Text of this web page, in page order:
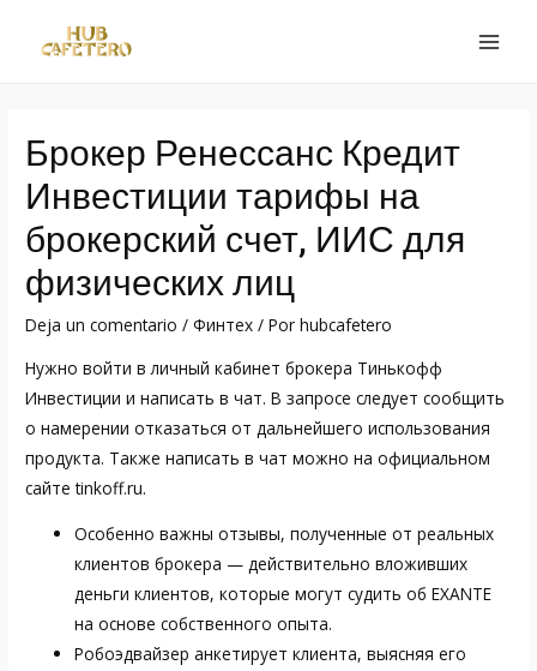
Брокер Ренессанс Кредит
Инвестиции тарифы на
брокерский счет, ИИС для
физических лиц
Deja un comentario /Финтех / Porhubcafetero
Нужно войти в личный кабинет брокера Тинькофф
Инвестиции и написать в чат. В запросе следует сообщить
о намерении отказаться от дальнейшего использования
продукта. Также написать в чат можно на официальном
сайте tinkoff.ru.
Особенно важны отзывы, полученные от реальных
клиентов брокера — действительно вложивших
деньги клиентов, которые могут судить об EXANTE
на основе собственного опыта.
Робоэдвайзер анкетирует клиента, выясняя его